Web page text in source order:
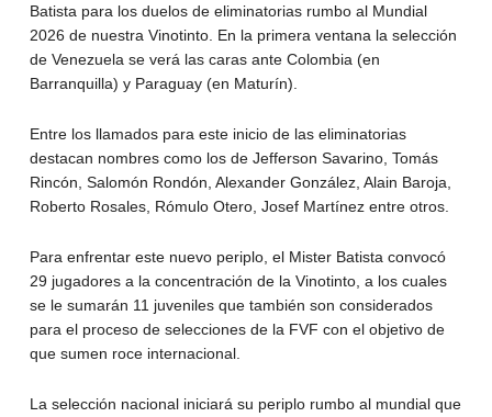
Batista para los duelos de eliminatorias rumbo al Mundial
2026 de nuestra Vinotinto. En la primera ventana la selección
de Venezuela se verá las caras ante Colombia (en
Barranquilla) y Paraguay (en Maturín).
Entre los llamados para este inicio de las eliminatorias
destacan nombres como los de Jefferson Savarino, Tomás
Rincón, Salomón Rondón, Alexander González, Alain Baroja,
Roberto Rosales, Rómulo Otero, Josef Martínez entre otros.
Para enfrentar este nuevo periplo, el Mister Batista convocó
29 jugadores a la concentración de la Vinotinto, a los cuales
se le sumarán 11 juveniles que también son considerados
para el proceso de selecciones de la FVF con el objetivo de
que sumen roce internacional.
La selección nacional iniciará su periplo rumbo al mundial que